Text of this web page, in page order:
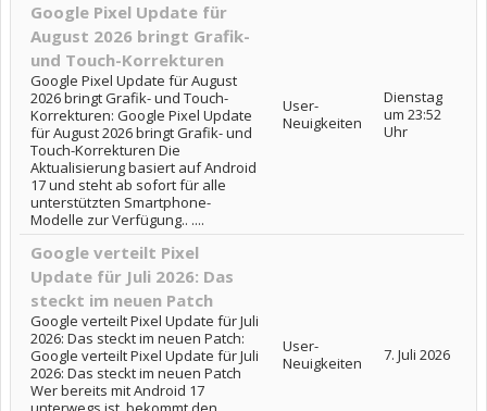
Google Pixel Update für
August 2026 bringt Grafik-
und Touch-Korrekturen
Google Pixel Update für August
2026 bringt Grafik- und Touch-
Korrekturen: Google Pixel Update
für August 2026 bringt Grafik- und
Touch-Korrekturen Die
Aktualisierung basiert auf Android
17 und steht ab sofort für alle
unterstützten Smartphone-
Modelle zur Verfügung.. ....
User-
Neuigkeiten
Dienstag
um 23:52
Uhr
Google verteilt Pixel
Update für Juli 2026: Das
steckt im neuen Patch
Google verteilt Pixel Update für Juli
2026: Das steckt im neuen Patch:
Google verteilt Pixel Update für Juli
2026: Das steckt im neuen Patch
Wer bereits mit Android 17
User-
Neuigkeiten
7. Juli 2026